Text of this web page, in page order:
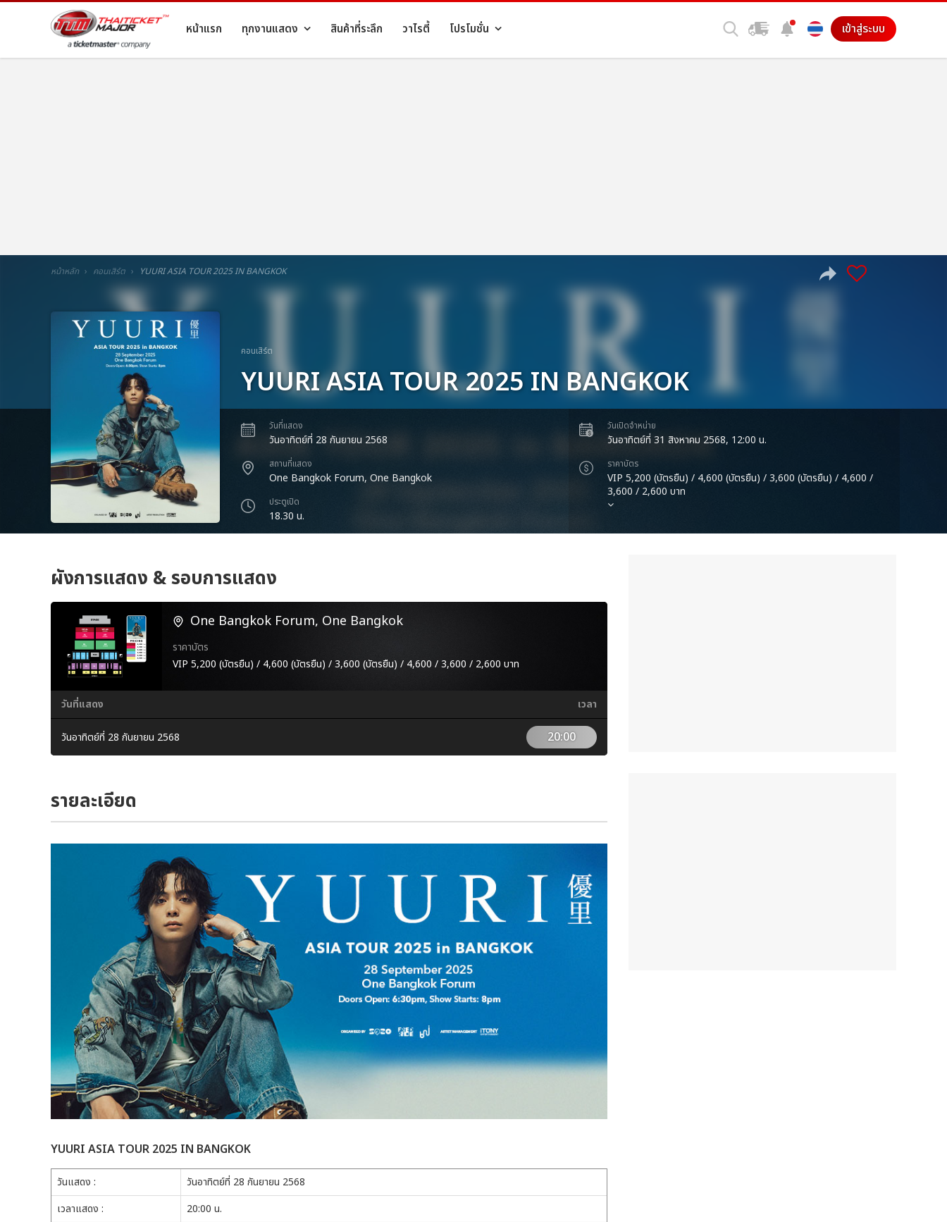
หน้าแรก ทุกงานแสดง สินค้าที่ระลึก วาไรตี้ โปรโมชั่น เข้าสู่ระบบ
หน้าหลัก คอนเสิร์ต YUURI ASIA TOUR 2025 IN BANGKOK
คอนเสิร์ต
YUURI ASIA TOUR 2025 IN BANGKOK
วันที่แสดง
วันอาทิตย์ที่ 28 กันยายน 2568
สถานที่แสดง
One Bangkok Forum, One Bangkok
ประตูเปิด
18.30 น.
วันเปิดจำหน่าย
วันอาทิตย์ที่ 31 สิงหาคม 2568, 12:00 น.
ราคาบัตร
VIP 5,200 (บัตรยืน) / 4,600 (บัตรยืน) / 3,600 (บัตรยืน) / 4,600 /
3,600 / 2,600 บาท
ผังการแสดง & รอบการแสดง
One Bangkok Forum, One Bangkok
ราคาบัตร
VIP 5,200 (บัตรยืน) / 4,600 (บัตรยืน) / 3,600 (บัตรยืน) / 4,600 / 3,600 / 2,600 บาท
วันที่แสดง เวลา
วันอาทิตย์ที่ 28 กันยายน 2568 20:00
รายละเอียด
YUURI ASIA TOUR 2025 IN BANGKOK
วันแสดง :
วันอาทิตย์ที่ 28 กันยายน 2568
เวลาแสดง :
20:00 น.